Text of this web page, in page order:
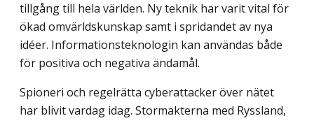
tillgång till hela världen. Ny teknik har varit vital för
ökad omvärldskunskap samt i spridandet av nya
idéer. Informationsteknologin kan användas både
för positiva och negativa ändamål.
Spioneri och regelrätta cyberattacker över nätet
har blivit vardag idag. Stormakterna med Ryssland,